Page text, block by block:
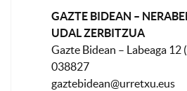
GAZTE BIDEAN –
UDAL ZERBITZUA
Gazte Bidean – Labeaga
038827
gaztebidean@urretxu.eus